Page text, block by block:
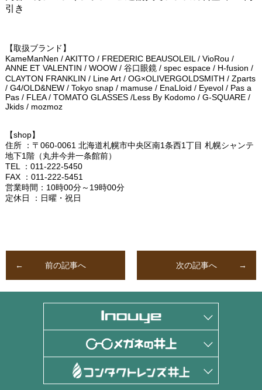
引き
【取扱ブランド】
KameManNen / AKITTO / FREDERIC BEAUSOLEIL / VioRou /
ANNE ET VALENTIN / WOOW / 谷口眼鏡 / spec espace / H-fusion /
CLAYTON FRANKLIN / Line Art / OG×OLIVERGOLDSMITH / Zparts
/ G4/OLD&NEW / Tokyo snap / mamuse / EnaLloid / Eyevol / Pas a
Pas / FLEA / TOMATO GLASSES /Less By Kodomo / G-SQUARE /
Jkids / mozmoz
【shop】
住所 ：〒060-0061 北海道札幌市中央区南1条西1丁目 札幌シャンテ
地下1階（丸井今井一条館前）
TEL ：011-222-5450
FAX ：011-222-5451
営業時間：10時00分～19時00分
定休日 ：日曜・祝日
前の記事へ 次の記事へ